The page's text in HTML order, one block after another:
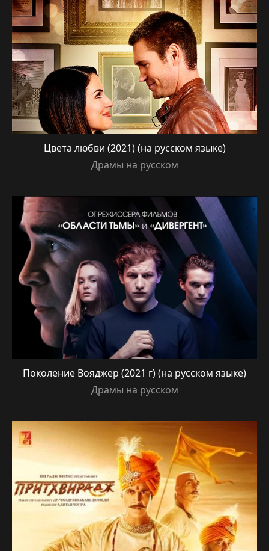
Цвета любви (2021) (на русском языке)
Драмы на русском
Поколение Вояджер (2021 г) (на русском языке)
Драмы на русском